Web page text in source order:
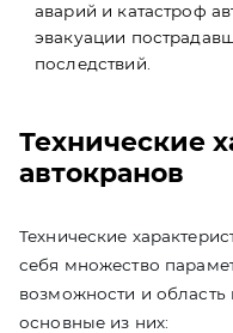
аварий и катастроф
эвакуации
последствий.
Технические
автокранов
Технические
себя множество
возможности и
основные из них: